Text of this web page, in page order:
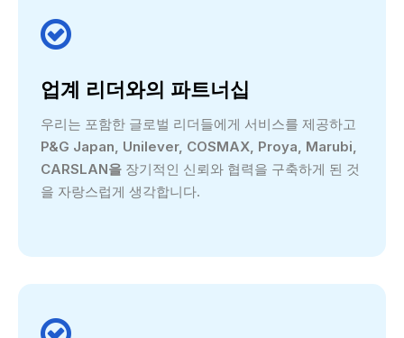

업계 리더와의 파트너십
우리는 포함한 글로벌 리더들에게 서비스를 제공하고
P&G Japan, Unilever, COSMAX, Proya, Marubi,
CARSLAN을 장기적인 신뢰와 협력을 구축하게 된 것
을 자랑스럽게 생각합니다.